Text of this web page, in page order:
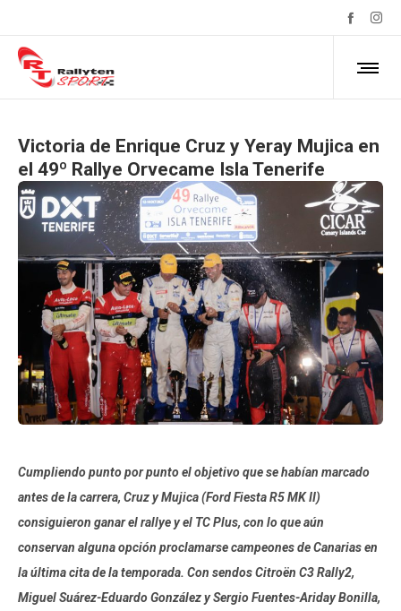
Victoria de Enrique Cruz y Yeray Mujica en
el 49º Rallye Orvecame Isla Tenerife
Cumpliendo punto por punto el objetivo que se habían marcado
antes de la carrera, Cruz y Mujica (Ford Fiesta R5 MK II)
consiguieron ganar el rallye y el TC Plus, con lo que aún
conservan alguna opción proclamarse campeones de Canarias en
la última cita de la temporada. Con sendos Citroën C3 Rally2,
Miguel Suárez-Eduardo González y Sergio Fuentes-Ariday Bonilla,